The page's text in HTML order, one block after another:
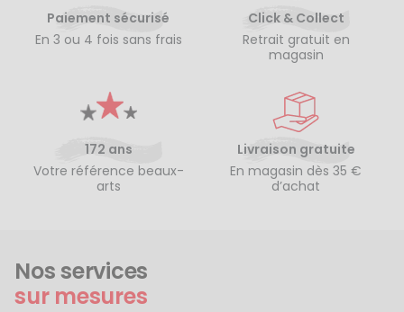
Paiement sécurisé
En 3 ou 4 fois sans frais
Click & Collect
Retrait gratuit en
magasin
172 ans
Votre référence beaux-
arts
Livraison gratuite
En magasin dès 35 €
d’achat
Nos services
sur mesures